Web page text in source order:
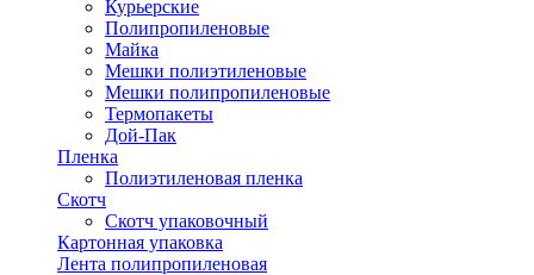
Курьерские
Полипропиленовые
Майка
Мешки полиэтиленовые
Мешки полипропиленовые
Термопакеты
Дой-Пак
Пленка
Полиэтиленовая пленка
Скотч
Скотч упаковочный
Картонная упаковка
Лента полипропиленовая